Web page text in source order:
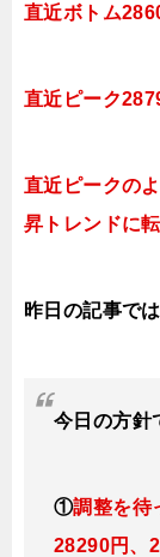
直近ボトム
直近ピーク
直近ピークの
昇 トレンドに転
昨日の記事では
今日 の方針
①調整を待
28290円、